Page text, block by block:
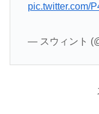
pic.twitter.com/
— スウィント